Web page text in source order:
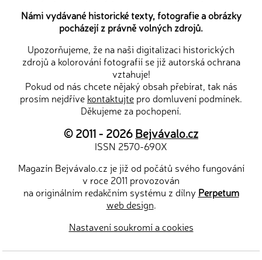
Námi vydávané historické texty, fotografie a obrázky
pocházejí z právně volných zdrojů.
Upozorňujeme, že na naši digitalizaci historických
zdrojů a kolorování fotografií se již autorská ochrana
vztahuje!
Pokud od nás chcete nějaký obsah přebírat, tak nás
prosím nejdříve kontaktujte pro domluvení podmínek.
Děkujeme za pochopení.
© 2011 - 2026Bejvávalo.cz
ISSN 2570-690X
Magazín Bejvávalo.cz je již od počátů svého fungování
v roce 2011 provozován
na originálním redakčním systému z dílny Perpetum
web design.
Nastavení soukromí a cookies